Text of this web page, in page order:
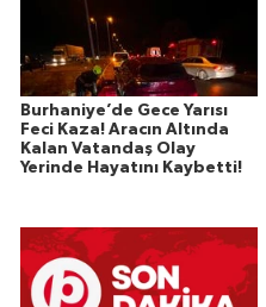
Burhaniye’de Gece Yarısı
Feci Kaza! Aracın Altında
Kalan Vatandaş Olay
Yerinde Hayatını Kaybetti!